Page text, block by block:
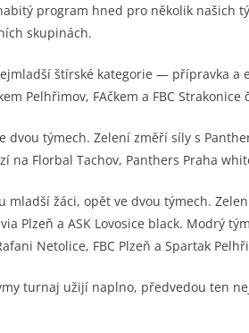
program hned pro několik našich
skupinách.
štírské kategorie — přípravka a
Pelhřimov, FAčkem a FBC Strakonice
dvou týmech. Zelení změří síly s
na Florbal Tachov, Panthers Praha
žáci, opět ve dvou týmech.
Plzeň a ASK Lovosice black. Modrý
Netolice, FBC Plzeň a Spartak
turnaj užijí naplno, předvedou ten